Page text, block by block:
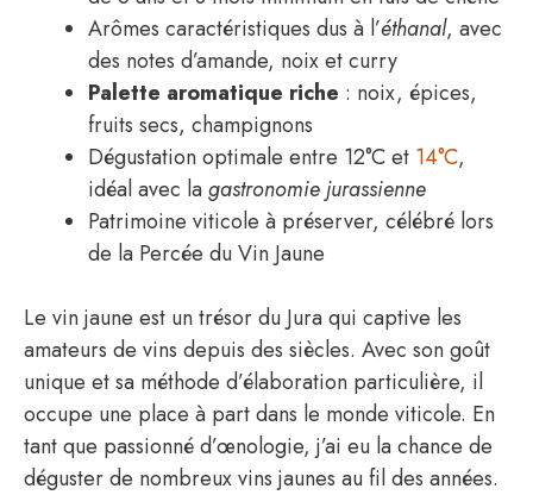
Arômes caractéristiques dus à l’éthanal, avec
des notes d’amande, noix et curry
Palette aromatique riche : noix, épices,
fruits secs, champignons
Dégustation optimale entre 12°C et 14°C,
idéal avec lagastronomie jurassienne
Patrimoine viticole à préserver, célébré lors
de la Percée du Vin Jaune
Le vin jaune est un trésor du Jura qui captive les
amateurs de vins depuis des siècles. Avec son goût
unique et sa méthode d’élaboration particulière, il
occupe une place à part dans le monde viticole. En
tant que passionné d’œnologie, j’ai eu la chance de
déguster de nombreux vins jaunes au fil des années.